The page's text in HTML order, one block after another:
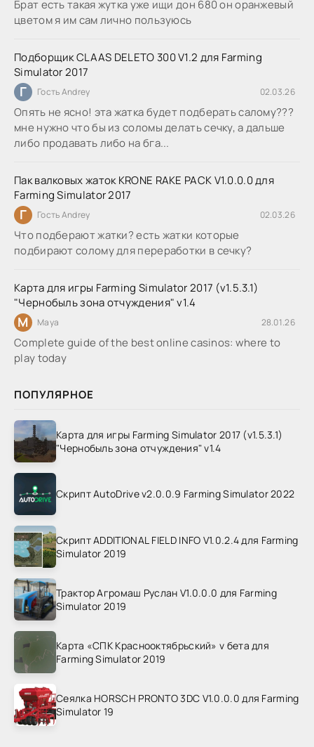
Брат есть такая жутка уже ищи дон 680 он оранжевый
цветом я им сам лично пользуюсь
Подборщик CLAAS DELETO 300 V1.2 для Farming
Simulator 2017
Г Гость Andrey 02.03.26
Опять не ясно! эта жатка будет подберать салому???
мне нужно что бы из соломы делать сечку, а дальше
либо продавать либо на бга...
Пак валковых жаток KRONE RAKE PACK V1.0.0.0 для
Farming Simulator 2017
Г Гость Andrey 02.03.26
Что подберают жатки? есть жатки которые
подбирают солому для переработки в сечку?
Карта для игры Farming Simulator 2017 (v1.5.3.1)
"Чернобыль зона отчуждения" v1.4
M Maya 28.01.26
Complete guide of the best online casinos: where to
play today
ПОПУЛЯРНОЕ
Карта для игры Farming Simulator 2017 (v1.5.3.1)
"Чернобыль зона отчуждения" v1.4
Скрипт AutoDrive v2.0.0.9 Farming Simulator 2022
Скрипт ADDITIONAL FIELD INFO V1.0.2.4 для Farming
Simulator 2019
Трактор Агромаш Руслан V1.0.0.0 для Farming
Simulator 2019
Карта «СПК Краснооктябрьский» v бета для
Farming Simulator 2019
Сеялка HORSCH PRONTO 3DC V1.0.0.0 для Farming
Simulator 19